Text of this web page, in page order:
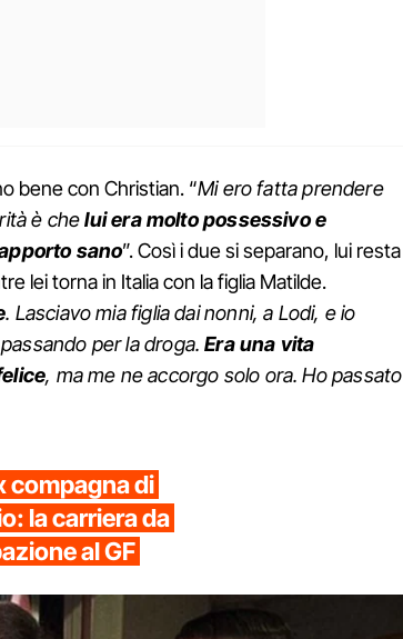
bene con Christian. “Mi ero fatta prendere
è chelui era molto possessivo e
sano”. Così i due si separano, lui resta
lei torna in Italia con la figlia Matilde.
. Lasciavo mia figlia dai nonni, a Lodi, e io
per la droga.Era una vita
, ma me ne accorgo solo ora. Ho passato
compagna di
la carriera da
al GF